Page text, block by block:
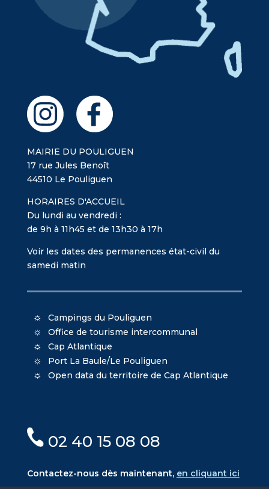
MAIRIE DU POULIGUEN
17 rue Jules Benoît
44510 Le Pouliguen
HORAIRES D'ACCUEIL
Du lundi au vendredi :
de 9h à 11h45 et de 13h30 à 17h
Voir les dates des permanences état-civil du
samedi matin
Campings du Pouliguen
Office de tourisme intercommunal
Cap Atlantique
Port La Baule/Le Pouliguen
Open data du territoire de Cap Atlantique
02 40 15 08 08
Contactez-nous dès maintenant, en cliquant ici